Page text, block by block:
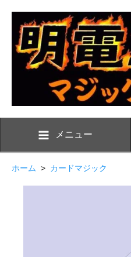
メニュー
ホーム > カードマジック